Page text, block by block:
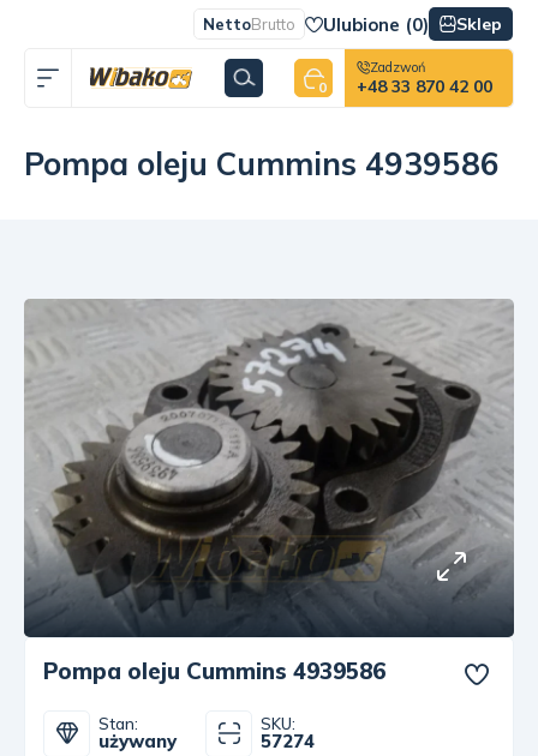
NettoBrutto Ulubione (0) Sklep
0
Zadzwoń
+48 33 870 42 00
Pompa oleju Cummins 4939586
Pompa oleju Cummins 4939586
Stan:
używany
SKU:
57274